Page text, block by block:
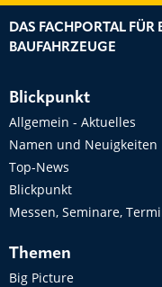
DAS FACHPORTAL
BAUFAHRZEUGE
Blickpunkt
Allgemein - Aktuelles
Namen und Neuigkeiten
Top-News
Blickpunkt
Messen, Seminare,
Themen
Big Picture